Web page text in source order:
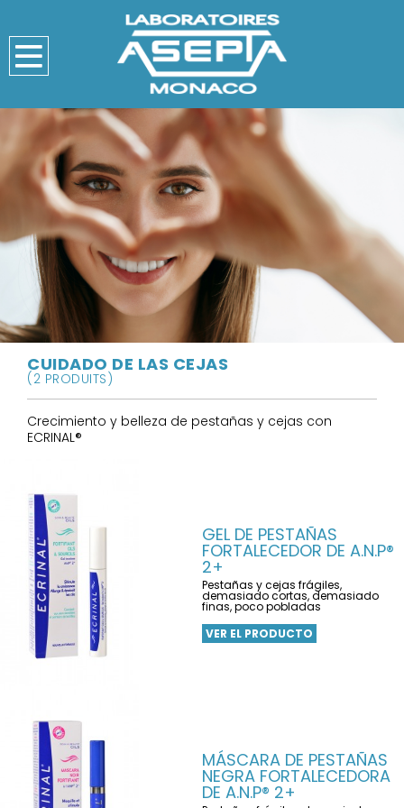
CUIDADO DE LAS CEJAS
(2 PRODUITS)
Crecimiento y belleza de pestañas y cejas con
ECRINAL®
GEL DE PESTAÑAS
FORTALECEDOR DE A.N.P®
2+
Pestañas y cejas frágiles,
demasiado cortas, demasiado
finas, poco pobladas
VER EL PRODUCTO
MÁSCARA DE PESTAÑAS
NEGRA FORTALECEDORA
DE A.N.P® 2+